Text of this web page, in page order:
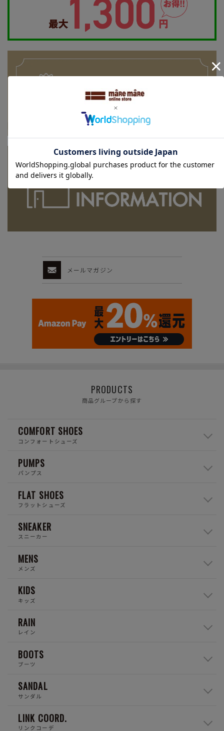
メールマガジン
PRODUCTS
商品グループから探す
COMFORT SHOES
コンフォートシューズ
PUMPS
パンプス
FLAT SHOES
フラットシューズ
SNEAKER
スニーカー
MENS
メンズ
KIDS
キッズ
RAIN
レイン
BOOTS
ブーツ
SANDAL
サンダル
LINK COORD.
リンクコーデ